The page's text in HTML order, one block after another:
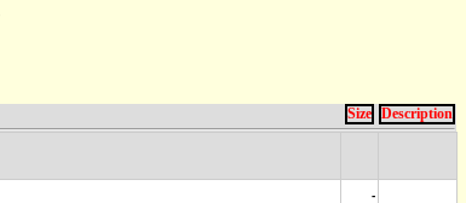
Size Description
-